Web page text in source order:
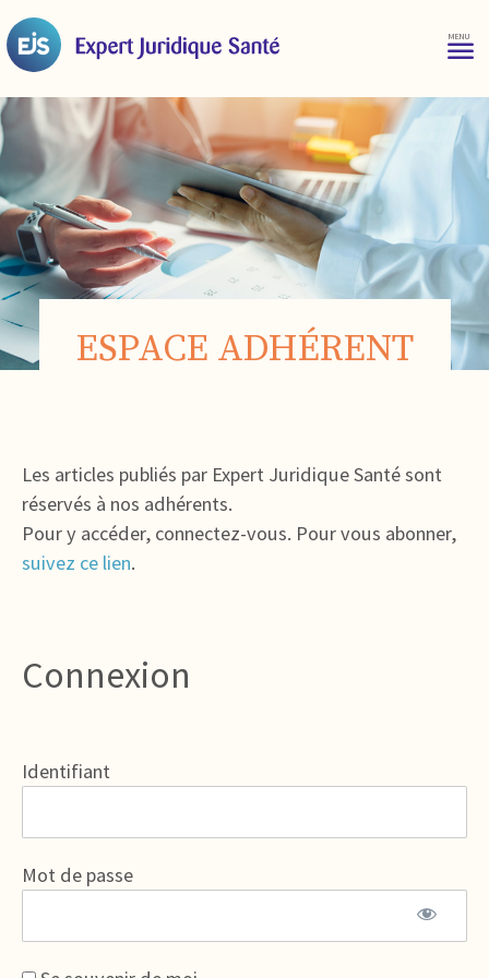
ESPACE ADHÉRENT
Les articles publiés par Expert Juridique Santé sont
réservés à nos adhérents.
Pour y accéder, connectez-vous. Pour vous abonner,
suivez ce lien.
Connexion
Identifiant
Mot de passe